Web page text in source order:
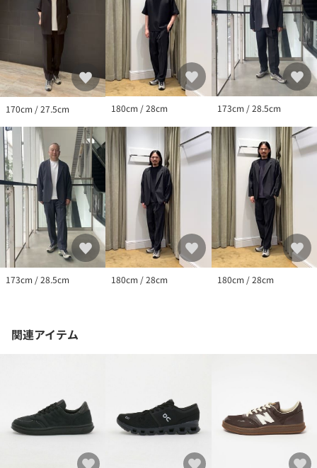
170cm / 27.5cm 180cm / 28cm 173cm / 28.5cm
173cm / 28.5cm 180cm / 28cm 180cm / 28cm
関連アイテム